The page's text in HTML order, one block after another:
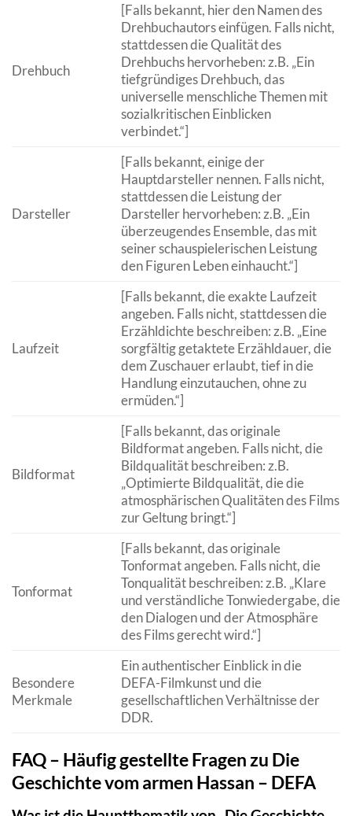
Drehbuch
[Falls bekannt, hier den Namen des
Drehbuchautors einfügen. Falls nicht,
stattdessen die Qualität des
Drehbuchs hervorheben: z.B. „Ein
tiefgründiges Drehbuch, das
universelle menschliche Themen mit
sozialkritischen Einblicken
verbindet.“]
Darsteller
[Falls bekannt, einige der
Hauptdarsteller nennen. Falls nicht,
stattdessen die Leistung der
Darsteller hervorheben: z.B. „Ein
überzeugendes Ensemble, das mit
seiner schauspielerischen Leistung
den Figuren Leben einhaucht.“]
Laufzeit
[Falls bekannt, die exakte Laufzeit
angeben. Falls nicht, stattdessen die
Erzähldichte beschreiben: z.B. „Eine
sorgfältig getaktete Erzähldauer, die
dem Zuschauer erlaubt, tief in die
Handlung einzutauchen, ohne zu
ermüden.“]
Bildformat
[Falls bekannt, das originale
Bildformat angeben. Falls nicht, die
Bildqualität beschreiben: z.B.
„Optimierte Bildqualität, die die
atmosphärischen Qualitäten des Films
zur Geltung bringt.“]
Tonformat
[Falls bekannt, das originale
Tonformat angeben. Falls nicht, die
Tonqualität beschreiben: z.B. „Klare
und verständliche Tonwiedergabe, die
den Dialogen und der Atmosphäre
des Films gerecht wird.“]
Besondere
Merkmale
Ein authentischer Einblick in die
DEFA-Filmkunst und die
gesellschaftlichen Verhältnisse der
DDR.
FAQ – Häufig gestellte Fragen zu Die
Geschichte vom armen Hassan – DEFA